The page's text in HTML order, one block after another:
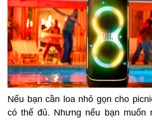
Nếu bạn cần loa nhỏ gọn cho
có thể đủ. Nhưng nếu bạn muốn